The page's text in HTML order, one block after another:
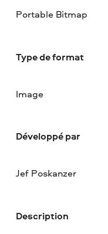
Portable Bitmap
Type de format
Image
Développé par
Jef Poskanzer
Description